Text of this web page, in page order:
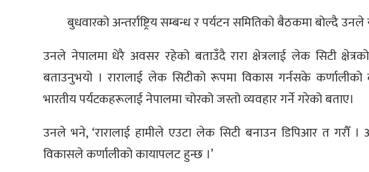
बुधवारको अन्तर्राष्ट्रिय सम्बन्ध र पर्यटन समितिको बैठकमा बोल्दै उनले
उनले नेपालमा धेरै अवसर रहेको बताउँदै रारा क्षेत्रलाई लेक सिटी
बताउनुभयो । रारालाई लेक सिटीको रूपमा विकास गर्नसके
भारतीय पर्यटकहरूलाई नेपालमा चोरको जस्तो व्यवहार गर्ने गरेको बताए।
उनले भने, ‘रारालाई हामीले एउटा लेक सिटी बनाउन डिपिआर त गरौँ
विकासले कर्णालीको कायापलट हुन्छ ।’